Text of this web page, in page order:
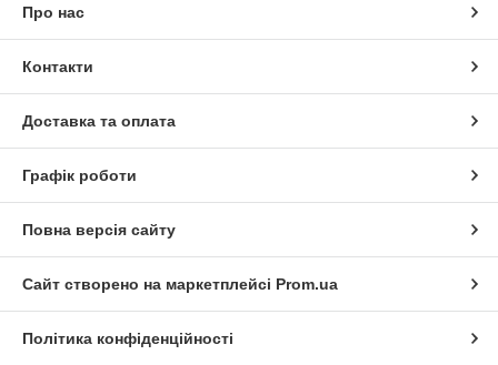
Про нас
Контакти
Доставка та оплата
Графік роботи
Повна версія сайту
Сайт створено на маркетплейсі Prom.ua
Політика конфіденційності